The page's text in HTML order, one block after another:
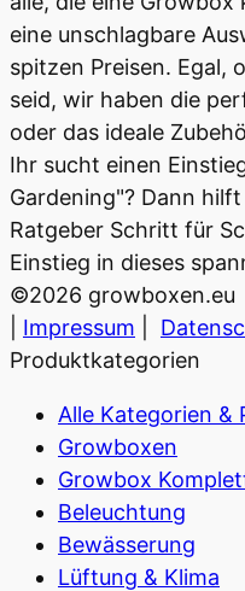
eine unschlagbare
spitzen Preisen. Egal,
seid, wir haben die
oder das ideale
Ihr sucht einen
Gardening"? Dann
Ratgeber Schritt für
Einstieg in dieses
©2026 growboxen.eu
Impressum
Produktkategorien
Alle Kategorien &
Growboxen
Growbox
Beleuchtung
Bewässerung
Lüftung & Klima